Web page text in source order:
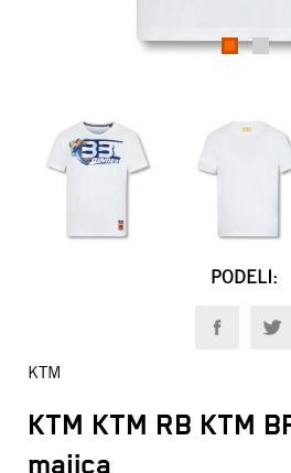
1
PODELI:
KTM
KTM KTM RB KTM
majica